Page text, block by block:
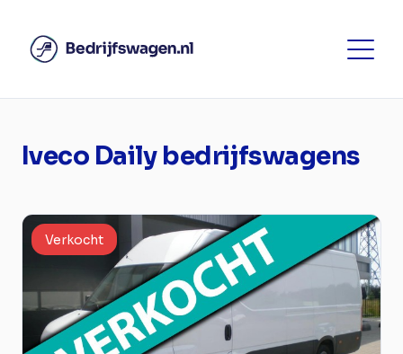
Iveco Daily bedrijfswagens
Verkocht